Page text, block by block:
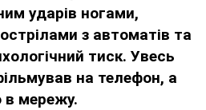
ударів ногами,
з автоматів та
тиск. Увесь
на телефон, а
в мережу.